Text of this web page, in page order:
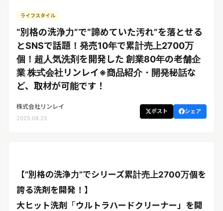
グルメ
ビジネス
ライフスタイル
企業ユーザーでログイン
する
受信レターリリース受信ユーザー
メディアユーザーでログインする
レターリリースを受信（メディア登
録）
ライフスタイル
“別格の洗浄力”で“諦めていた汚れ”を落とせる
とSNSで話題！発売10年で累計売上2700万
個！超人気洗剤を開発した 創業80年の老舗企
業 株式会社リンレイ※商品紹介・開発秘話な
ど、取材が可能です！
株式会社リンレイ
2025.08.25
ポスト シェア
【”別格の洗浄力”でシリーズ累計売上2700万個を
誇る洗剤を開発！】
大ヒット洗剤「ウルトラハードクリーナー」を開